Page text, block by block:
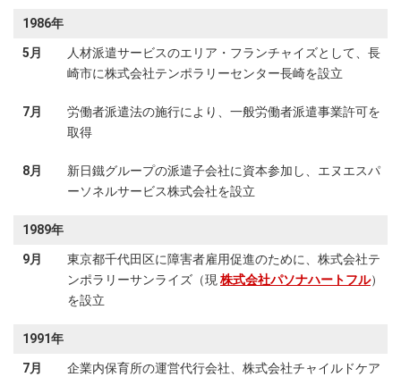
1986年
5月
人材派遣サービスのエリア・フランチャイズとして、長
崎市に株式会社テンポラリーセンター長崎を設立
7月
労働者派遣法の施行により、一般労働者派遣事業許可を
取得
8月
新日鐵グループの派遣子会社に資本参加し、エヌエスパ
ーソネルサービス株式会社を設立
1989年
9月
東京都千代田区に障害者雇用促進のために、株式会社テ
ンポラリーサンライズ（現 株式会社パソナハートフル）
を設立
1991年
7月
企業内保育所の運営代行会社、株式会社チャイルドケア